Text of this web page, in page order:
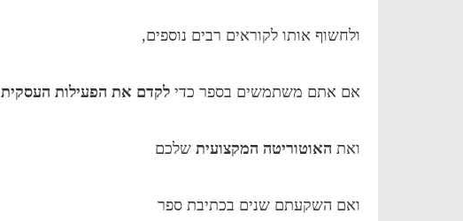
ולחשוף אותו לקוראים רבים נוספים,
אם אתם משתמשים בספר כדי לקדם את הפעילות העסקית
ואת האוטוריטה המקצועית שלכם
ואם השקעתם שנים בכתיבת ספר